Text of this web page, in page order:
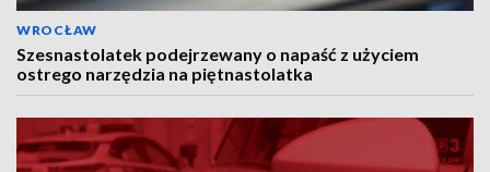
WROCŁAW
Szesnastolatek podejrzewany o napaść z użyciem
ostrego narzędzia na piętnastolatka